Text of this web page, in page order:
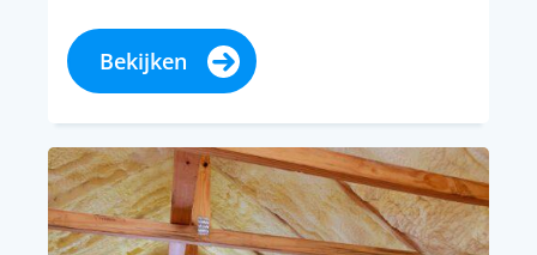
Bekijken